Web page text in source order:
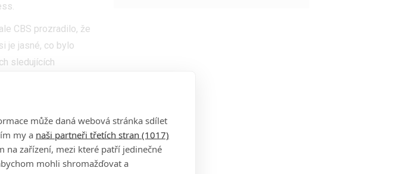
CBS prozradilo, že
je jasné, co bylo
sledujících
si pustili danou
k nárůst o180 %v
mají tvůrci
může daná webová stránka sdílet
my a naši partneři třetích stran (1017)
zařízení, mezi které patří jedinečné
mohli shromažďovat a